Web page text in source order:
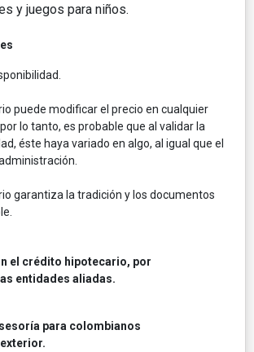
y juegos para niños.
puede modificar el precio en cualquier
lo tanto, es probable que al validar la
éste haya variado en algo, al igual que el
garantiza la tradición y los documentos
el crédito hipotecario, por
entidades aliadas.
para colombianos